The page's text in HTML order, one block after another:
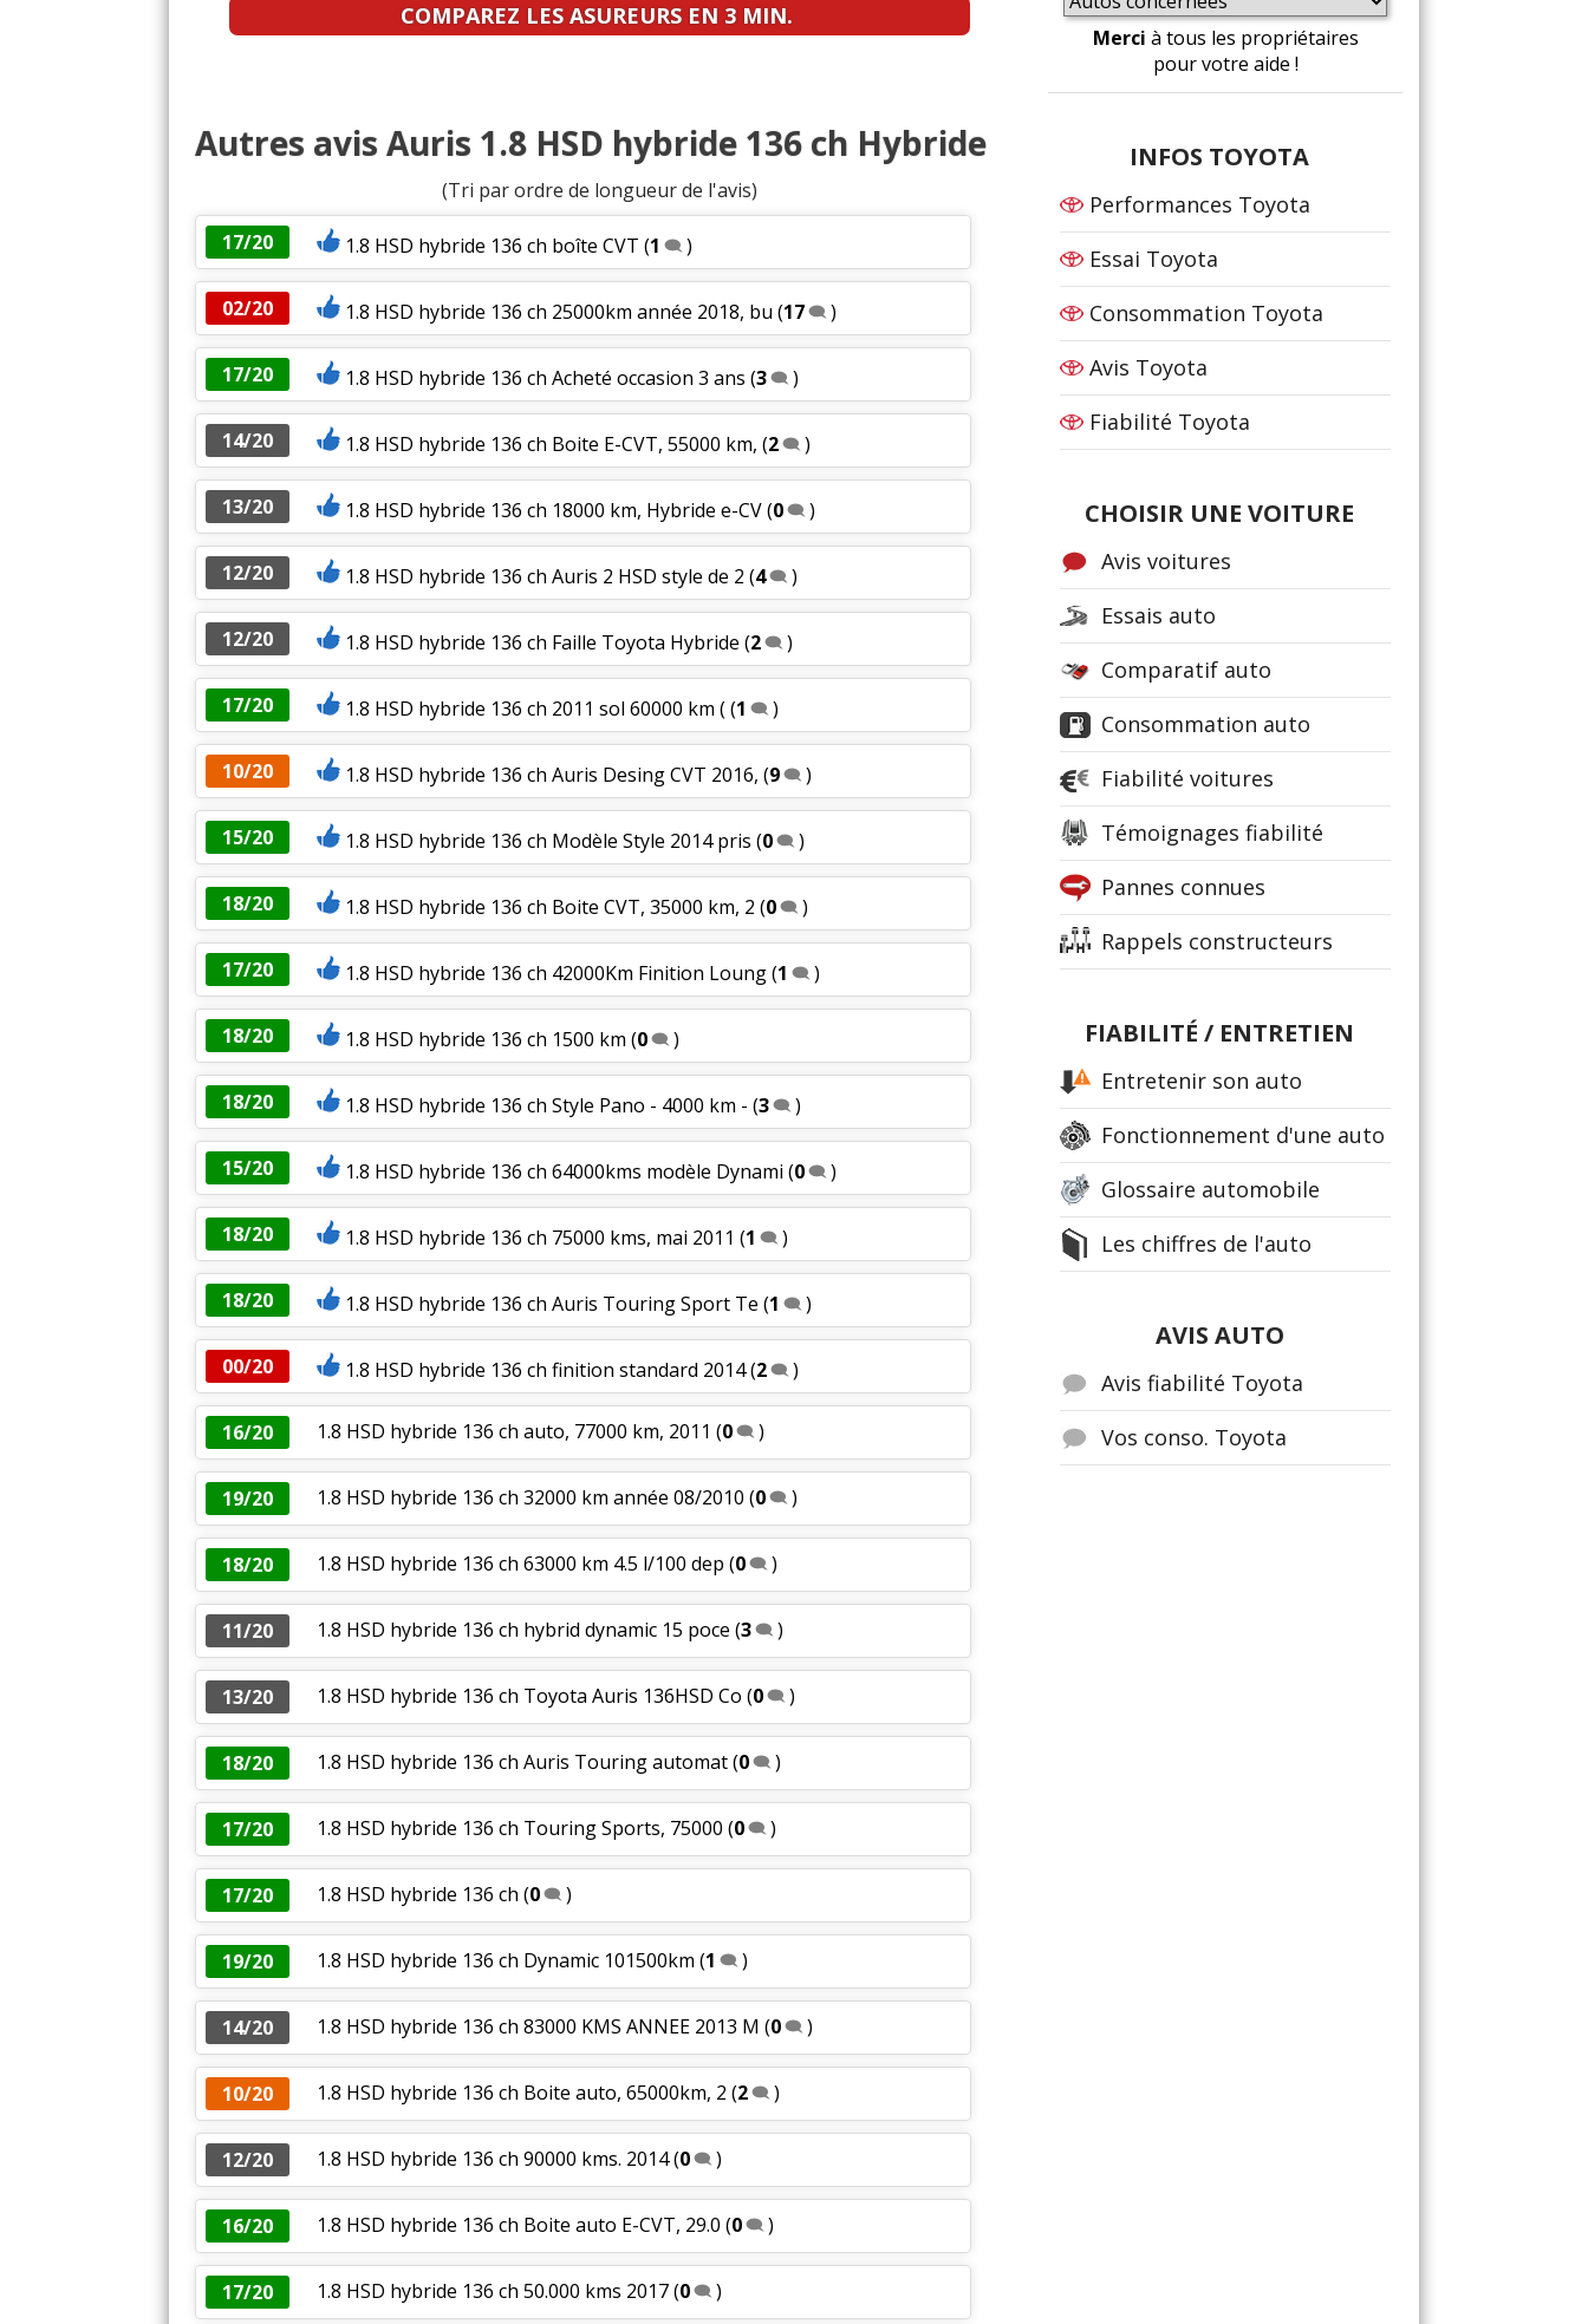
COMPAREZ LES ASUREURS EN 3 MIN.
Autres avis Auris 1.8 HSD hybride 136 ch Hybride
(Tri par ordre de longueur de l'avis)
17/20
1.8 HSD hybride 136 ch boîte CVT (1 )
02/20 1.8 HSD hybride 136 ch 25000km année 2018, bu (17 )
17/20 1.8 HSD hybride 136 ch Acheté occasion 3 ans (3 )
14/20 1.8 HSD hybride 136 ch Boite E-CVT, 55000 km, (2 )
13/20 1.8 HSD hybride 136 ch 18000 km, Hybride e-CV(0 )
12/20 1.8 HSD hybride 136 ch Auris 2 HSD style de 2 (4 )
12/20 1.8 HSD hybride 136 ch Faille Toyota Hybride (2 )
17/20 1.8 HSD hybride 136 ch 2011 sol 60000 km ((1 )
10/20 1.8 HSD hybride 136 ch Auris Desing CVT 2016, (9 )
15/20 1.8 HSD hybride 136 ch Modèle Style 2014 pris (0 )
18/20 1.8 HSD hybride 136 ch Boite CVT, 35000 km, 2 (0 )
17/20 1.8 HSD hybride 136 ch 42000Km Finition Loung(1 )
18/20 1.8 HSD hybride 136 ch 1500 km (0 )
18/20 1.8 HSD hybride 136 ch Style Pano - 4000 km - (3 )
15/20 1.8 HSD hybride 136 ch 64000kms modèle Dynami (0 )
18/20 1.8 HSD hybride 136 ch 75000 kms, mai 2011 (1 )
18/20 1.8 HSD hybride 136 ch Auris Touring Sport Te (1 )
00/20 1.8 HSD hybride 136 ch finition standard 2014(2 )
16/20 1.8 HSD hybride 136 ch auto, 77000 km, 2011 (0 )
19/20 1.8 HSD hybride 136 ch 32000 km année 08/2010 (0 )
18/20 1.8 HSD hybride 136 ch 63000 km 4.5 l/100 dep (0 )
11/20 1.8 HSD hybride 136 ch hybrid dynamic 15 poce (3 )
13/20 1.8 HSD hybride 136 ch Toyota Auris 136HSD Co (0 )
18/20 1.8 HSD hybride 136 ch Auris Touring automat(0 )
17/20 1.8 HSD hybride 136 ch Touring Sports, 75000 (0 )
17/20 1.8 HSD hybride 136 ch (0 )
19/20 1.8 HSD hybride 136 ch Dynamic 101500km (1 )
14/20 1.8 HSD hybride 136 ch 83000 KMS ANNEE 2013 M (0 )
10/20 1.8 HSD hybride 136 ch Boite auto, 65000km, 2 (2 )
12/20 1.8 HSD hybride 136 ch 90000 kms. 2014(0 )
16/20 1.8 HSD hybride 136 ch Boite auto E-CVT, 29.0 (0 )
17/20 1.8 HSD hybride 136 ch 50.000 kms 2017(0 )
Merci à tous les propriétaires
pour votre aide !
INFOS TOYOTA
Performances Toyota
Essai Toyota
Consommation Toyota
Avis Toyota
Fiabilité Toyota
CHOISIR UNE VOITURE
Avis voitures
Essais auto
Comparatif auto
Consommation auto
Fiabilité voitures
Témoignages fiabilité
Pannes connues
Rappels constructeurs
FIABILITÉ / ENTRETIEN
Entretenir son auto
Fonctionnement d'une auto
Glossaire automobile
Les chiffres de l'auto
AVIS AUTO
Avis fiabilité Toyota
Vos conso. Toyota